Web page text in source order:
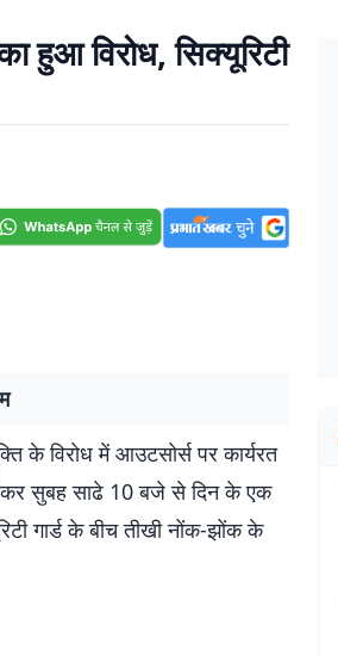
हुआ विरोध, सिक्यूरिटी
के विरोध में आउटसोर्स पर कार्यरत
लेकर सुबह साढे 10 बजे से दिन के एक
गार्ड के बीच तीखी नोंक-झोंक के